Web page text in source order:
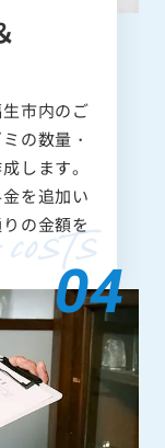
市内のご
の数量・
します。
を追加い
の金額を